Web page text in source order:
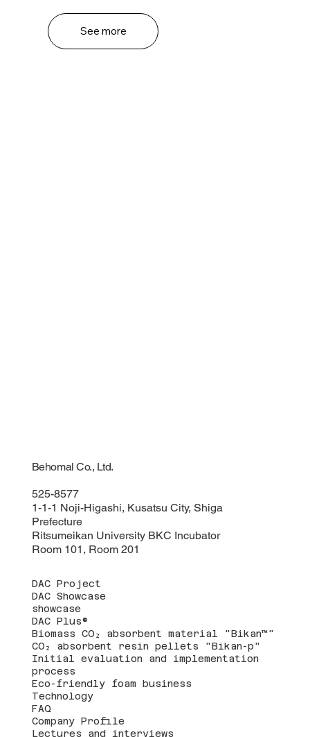
See more
Behomal Co., Ltd.
525-8577
1-1-1 Noji-Higashi, Kusatsu City, Shiga
Prefecture
Ritsumeikan University BKC Incubator
Room 101, Room 201
DAC Project
DAC Showcase
showcase
DAC Plus®
Biomass CO₂ absorbent material "Bikan™"
CO₂ absorbent resin pellets "Bikan-p"
Initial evaluation and implementation
process
Eco-friendly foam business
Technology
FAQ
Company Profile
Lectures and interviews